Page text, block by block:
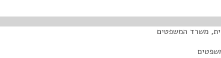
משרד המשפטים